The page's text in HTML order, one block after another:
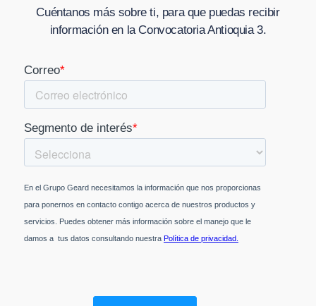
Cuéntanos más sobre ti, para que puedas recibir
información en la Convocatoria Antioquia 3.